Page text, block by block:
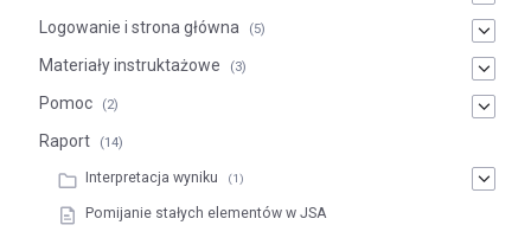
Logowanie i strona główna (5)
Materiały instruktażowe (3)
Pomoc (2)
Raport (14)
Interpretacja wyniku (1)
Pomijanie stałych elementów w JSA